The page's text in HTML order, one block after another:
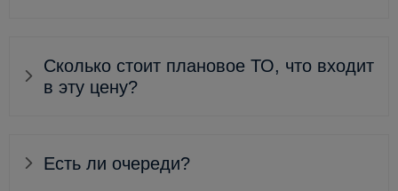
Сколько стоит плановое ТО, что входит
в эту цену?
Есть ли очереди?